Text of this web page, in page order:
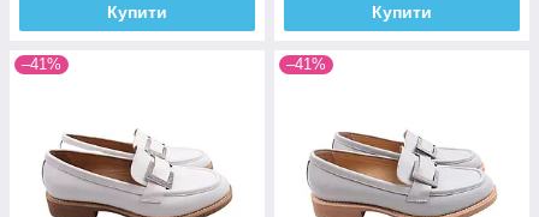
Купити Купити
–41% –41%